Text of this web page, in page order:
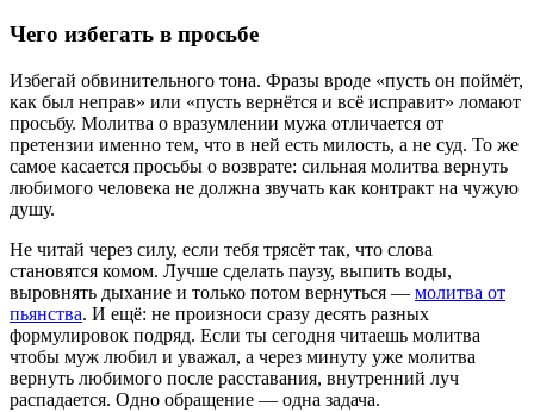
Чего избегать в просьбе
Избегай обвинительного тона. Фразы вроде «пусть он поймёт,
как был неправ» или «пусть вернётся и всё исправит» ломают
просьбу. Молитва о вразумлении мужа отличается от
претензии именно тем, что в ней есть милость, а не суд. То же
самое касается просьбы о возврате: сильная молитва вернуть
любимого человека не должна звучать как контракт на чужую
душу.
Не читай через силу, если тебя трясёт так, что слова
становятся комом. Лучше сделать паузу, выпить воды,
выровнять дыхание и только потом вернуться — молитва от
пьянства. И ещё: не произноси сразу десять разных
формулировок подряд. Если ты сегодня читаешь молитва
чтобы муж любил и уважал, а через минуту уже молитва
вернуть любимого после расставания, внутренний луч
распадается. Одно обращение — одна задача.